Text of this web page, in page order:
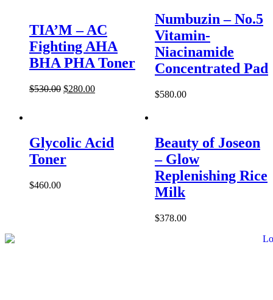
TIA’M – AC
Fighting AHA
BHA PHA Toner
$530.00 $280.00
Numbuzin – No.5
Vitamin-
Niacinamide
Concentrated Pad
$580.00
Glycolic Acid
Toner
$460.00
Beauty of Joseon
– Glow
Replenishing Rice
Milk
$378.00